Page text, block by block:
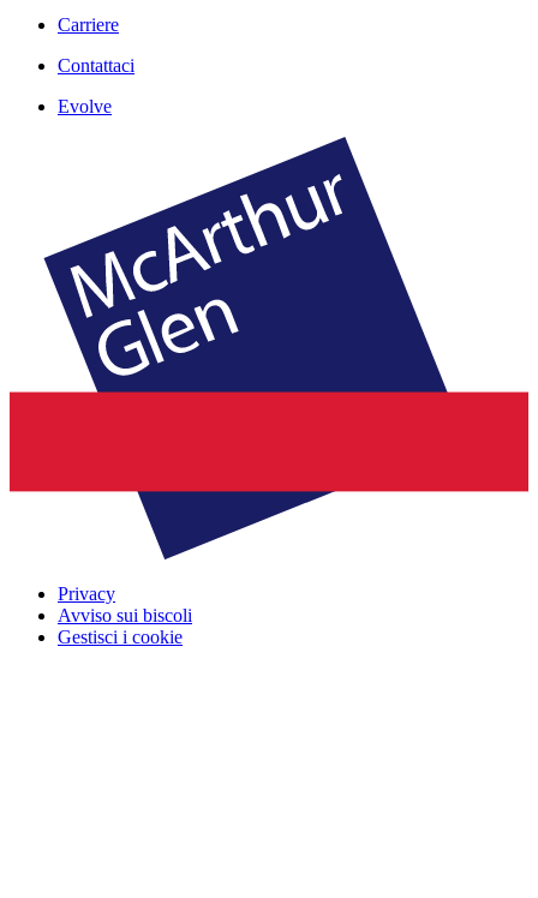
Carriere
Contattaci
Evolve
Privacy
Avviso sui biscoli
Gestisci i cookie